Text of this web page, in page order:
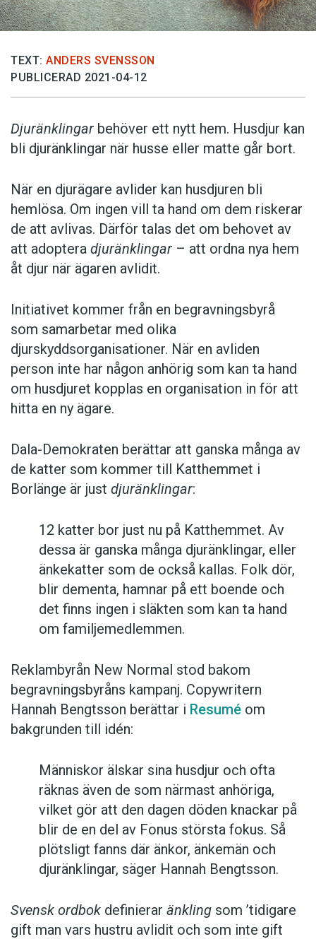
TEXT: ANDERS SVENSSON
PUBLICERAD 2021-04-12
Djuränklingar behöver ett nytt hem. Husdjur kan
bli djuränklingar när husse eller matte går bort.
När en djurägare avlider kan husdjuren bli
hemlösa. Om ingen vill ta hand om dem riskerar
de att avlivas. Därför talas det om behovet av
att adoptera djuränklingar – att ordna nya hem
åt djur när ägaren avlidit.
Initiativet kommer från en begravningsbyrå
som samarbetar med olika
djurskyddsorganisationer. När en avliden
person inte har någon anhörig som kan ta hand
om husdjuret kopplas en organisation in för att
hitta en ny ägare.
Dala-Demokraten berättar att ganska många av
de katter som kommer till Katthemmet i
Borlänge är just djuränklingar:
12 katter bor just nu på Katthemmet. Av
dessa är ganska många djuränklingar, eller
änkekatter som de också kallas. Folk dör,
blir dementa, hamnar på ett boende och
det finns ingen i släkten som kan ta hand
om familjemedlemmen.
Reklambyrån New Normal stod bakom
begravningsbyråns kampanj. Copywritern
Hannah Bengtsson berättar i Resumé om
bakgrunden till idén:
Människor älskar sina husdjur och ofta
räknas även de som närmast anhöriga,
vilket gör att den dagen döden knackar på
blir de en del av Fonus största fokus. Så
plötsligt fanns där änkor, änkemän och
djuränklingar, säger Hannah Bengtsson.
Svensk ordbok definierar änkling som ’tidigare
gift man vars hustru av­lidit och som inte gift